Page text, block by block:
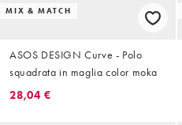
MIX & MATCH
ASOS DESIGN Curve - Polo
squadrata in maglia color moka
28,04 €